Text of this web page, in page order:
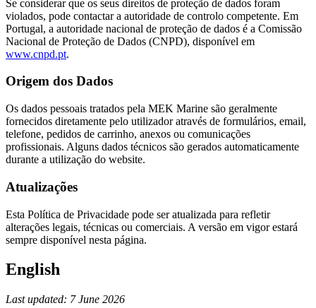
Se considerar que os seus direitos de proteção de dados foram
violados, pode contactar a autoridade de controlo competente. Em
Portugal, a autoridade nacional de proteção de dados é a Comissão
Nacional de Proteção de Dados (CNPD), disponível em
www.cnpd.pt.
Origem dos Dados
Os dados pessoais tratados pela MEK Marine são geralmente
fornecidos diretamente pelo utilizador através de formulários, email,
telefone, pedidos de carrinho, anexos ou comunicações
profissionais. Alguns dados técnicos são gerados automaticamente
durante a utilização do website.
Atualizações
Esta Política de Privacidade pode ser atualizada para refletir
alterações legais, técnicas ou comerciais. A versão em vigor estará
sempre disponível nesta página.
English
Last updated: 7 June 2026